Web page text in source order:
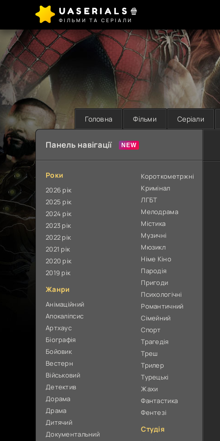
UASERIALS🍿
ФІЛЬМИ ТА СЕРІАЛИ
Головна Фільми Серіали
Панель навігації
Роки
2026 рік
2025 рік
2024 рік
2023 рік
2022 рік
2021 рік
2020 рік
2019 рік
Жанри
Анімаційний
Апокаліпсис
Артхаус
Біографія
Бойовик
Вестерн
Військовий
Детектив
Дорама
Драма
Дитячий
Документальний
Короткометржні
Кримінал
ЛГБТ
Мелодрама
Містика
Музичні
Мюзикл
Німе Кіно
Пародія
Пригоди
Психологічні
Романтичний
Сімейний
Спорт
Трагедія
Треш
Трилер
Турецькі
Жахи
Фантастика
Фентезі
Студія